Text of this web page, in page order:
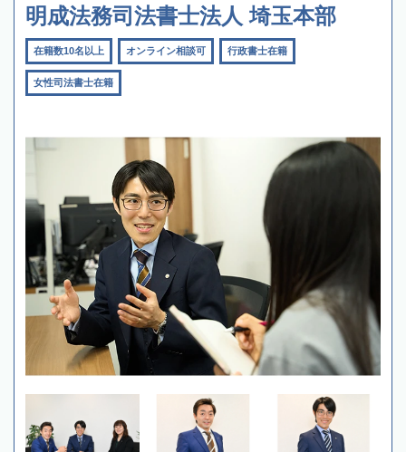
明成法務司法書士法人 埼玉本部
在籍数10名以上 オンライン相談可 行政書士在籍
女性司法書士在籍